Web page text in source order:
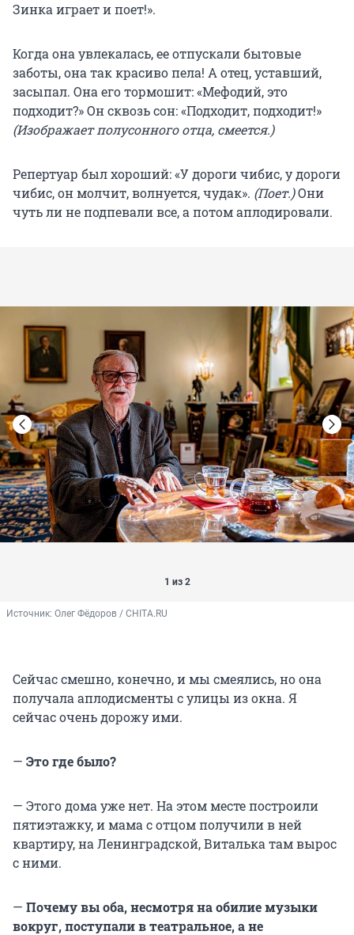
Зинка играет и поет!».
Когда она увлекалась, ее отпускали бытовые
заботы, она так красиво пела! А отец, уставший,
засыпал. Она его тормошит: «Мефодий, это
подходит?» Он сквозь сон: «Подходит, подходит!»
(Изображает полусонного отца, смеется.)
Репертуар был хороший: «У дороги чибис, у дороги
чибис, он молчит, волнуется, чудак». (Поет.)Они
чуть ли не подпевали все, а потом аплодировали.
1 из 2
Источник: Олег Фёдоров / CHITA.RU
Сейчас смешно, конечно, и мы смеялись, но она
получала аплодисменты с улицы из окна. Я
сейчас очень дорожу ими.
— Это где было?
— Этого дома уже нет. На этом месте построили
пятиэтажку, и мама с отцом получили в ней
квартиру, на Ленинградской, Виталька там вырос
с ними.
— Почему вы оба, несмотря на обилие музыки
вокруг, поступали в театральное, а не